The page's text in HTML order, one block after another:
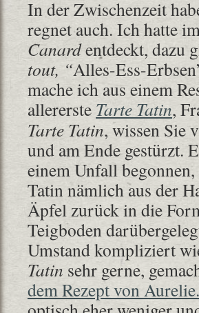
In der Zwischenzeit
regnet auch. Ich hatte
Canardentdeckt, dazu
tout, “Alles-Ess-
mache ich aus einem
allererste Tarte Tatin,
Tarte Tatin, wissen Sie
und am Ende gestürzt.
einem Unfall
Tatin nämlich aus der
Äpfel zurück in die
Teigboden
Umstand kompliziert
Tatin sehr gerne,
dem Rezept von Aurelie.